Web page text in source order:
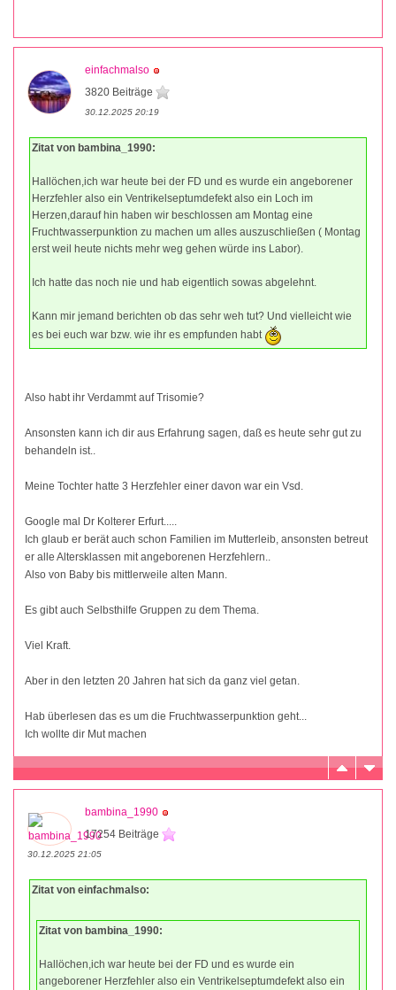
einfachmalso
3820 Beiträge
30.12.2025 20:19
Zitat von bambina_1990:
Hallöchen,ich war heute bei der FD und es wurde ein angeborener
Herzfehler also ein Ventrikelseptumdefekt also ein Loch im
Herzen,darauf hin haben wir beschlossen am Montag eine
Fruchtwasserpunktion zu machen um alles auszuschließen ( Montag
erst weil heute nichts mehr weg gehen würde ins Labor).
Ich hatte das noch nie und hab eigentlich sowas abgelehnt.
Kann mir jemand berichten ob das sehr weh tut? Und vielleicht wie
es bei euch war bzw. wie ihr es empfunden habt
Also habt ihr Verdammt auf Trisomie?
Ansonsten kann ich dir aus Erfahrung sagen, daß es heute sehr gut zu
behandeln ist..
Meine Tochter hatte 3 Herzfehler einer davon war ein Vsd.
Google mal Dr Kolterer Erfurt.....
Ich glaub er berät auch schon Familien im Mutterleib, ansonsten betreut
er alle Altersklassen mit angeborenen Herzfehlern..
Also von Baby bis mittlerweile alten Mann.
Es gibt auch Selbsthilfe Gruppen zu dem Thema.
Viel Kraft.
Aber in den letzten 20 Jahren hat sich da ganz viel getan.
Hab überlesen das es um die Fruchtwasserpunktion geht...
Ich wollte dir Mut machen
bambina_1990
17254 Beiträge
30.12.2025 21:05
Zitat von einfachmalso:
Zitat von bambina_1990:
Hallöchen,ich war heute bei der FD und es wurde ein
angeborener Herzfehler also ein Ventrikelseptumdefekt also ein